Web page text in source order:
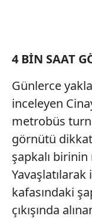
reklam/pazarlama
Çerezlere ilişkin
vasıtasıyla
için Ayarlar
Metnimiziziyaret
6698 sayılı Kişisel
hazırlanmış
ilgili mevzuata
almak için lütfen
4 BİN SAAT
Günlerce
inceleyen
metrobüs
görnütü
şapkalı
kafasındaki
çıkışında